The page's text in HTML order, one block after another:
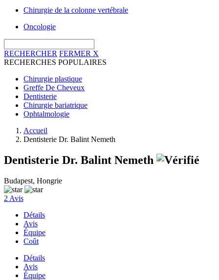
Chirurgie de la colonne vertébrale
Oncologie
RECHERCHER FERMER X
RECHERCHES POPULAIRES
Chirurgie plastique
Greffe De Cheveux
Dentisterie
Chirurgie bariatrique
Ophtalmologie
Accueil
Dentisterie Dr. Balint Nemeth
Dentisterie Dr. Balint Nemeth
Budapest, Hongrie
2 Avis
Détails
Avis
Équipe
Coût
Détails
Avis
Équipe